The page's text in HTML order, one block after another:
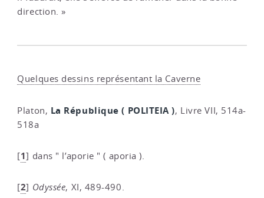
direction. »
Quelques dessins représentant la Caverne
Platon, La République ( POLITEIA ), Livre VII, 514a-
518a
[1] dans " l’aporie " ( aporia ).
[2] Odyssée, XI, 489-490.